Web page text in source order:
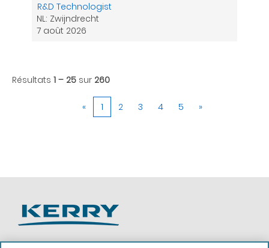
R&D Technologist
NL: Zwijndrecht
7 août 2026
Résultats 1 – 25 sur 260
« 1 2 3 4 5 »